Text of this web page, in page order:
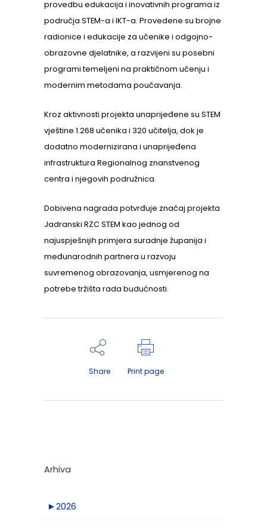
provedbu edukacija i inovativnih programa iz
područja STEM-a i IKT-a. Provedene su brojne
radionice i edukacije za učenike i odgojno-
obrazovne djelatnike, a razvijeni su posebni
programi temeljeni na praktičnom učenju i
modernim metodama poučavanja.
Kroz aktivnosti projekta unaprijeđene su STEM
vještine 1.268 učenika i 320 učitelja, dok je
dodatno modernizirana i unaprijeđena
infrastruktura Regionalnog znanstvenog
centra i njegovih podružnica.
Dobivena nagrada potvrđuje značaj projekta
Jadranski RZC STEM kao jednog od
najuspješnijih primjera suradnje županija i
međunarodnih partnera u razvoju
suvremenog obrazovanja, usmjerenog na
potrebe tržišta rada budućnosti.
Share Print page
Arhiva
►2026